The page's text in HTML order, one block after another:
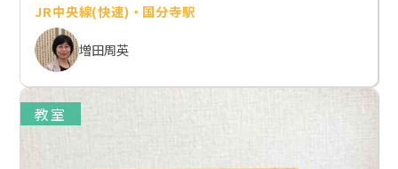
JR中央線(快速)・国分寺駅
増田周英
教室